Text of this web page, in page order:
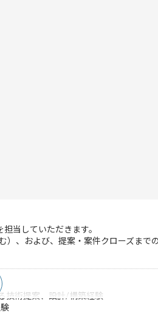
当していただきます。
）、および、提案・案件クローズまで
技術提案、設計/構築経験